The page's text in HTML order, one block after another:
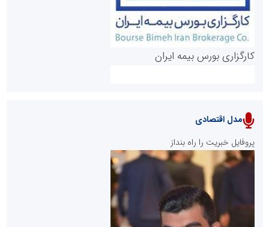
پایگاه خبری نهضت ملی مسکن
کارگزاری بورس بیمه ایران
سازمان بورس و اوراق بهادار
مدل اقتصادی
پروفایل خبریت را راه بنداز